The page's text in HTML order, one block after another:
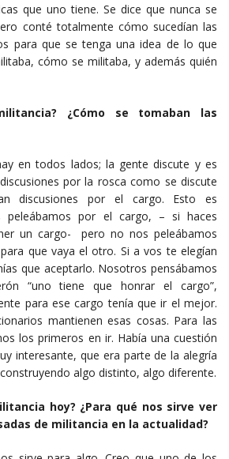
que uno tiene. Se dice que nunca se
conté totalmente cómo sucedían las
para que se tenga una idea de lo que
cómo se militaba, y además quién
¿Cómo se tomaban las
en todos lados; la gente discute y es
por la rosca como se discute
discusiones por el cargo. Esto es
peleábamos por el cargo, – si haces
un cargo- pero no nos peleábamos
que vaya el otro. Si a vos te elegían
que aceptarlo. Nosotros pensábamos
“uno tiene que honrar el cargo”,
para ese cargo tenía que ir el mejor.
mantienen esas cosas. Para las
los primeros en ir. Había una cuestión
interesante, que era parte de la alegría
algo distinto, algo diferente.
hoy? ¿Para qué nos sirve ver
de militancia en la actualidad?